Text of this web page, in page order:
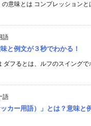
の意味とは コンプレッション
語
と例文が３秒でわかる！
ダフるとは、ルフのスイング
語
ッカー用語）」とは？意味と